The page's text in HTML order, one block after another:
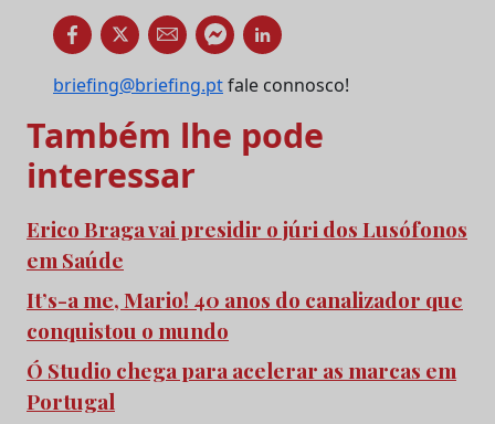
briefing@briefing.ptfale connosco!
Também lhe pode
interessar
Erico Braga vai presidir o júri dos Lusófonos
em Saúde
It’s-a me, Mario! 40 anos do canalizador que
conquistou o mundo
Ó Studio chega para acelerar as marcas em
Portugal